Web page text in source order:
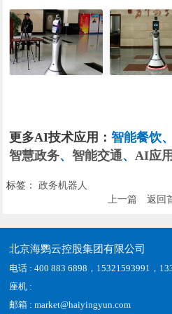
更多AI技术应用：智能餐饮
智慧政务、智能交通、AI应
标签： 政务机器人
上一篇
返回
北京海鹦云控股集团有限公司
电话 : 400 883 6898，15321593991，
座机 :
邮箱 : market@haiyingyun.com